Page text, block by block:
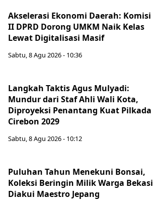
Akselerasi Ekonomi Daerah: Komisi
II DPRD Dorong UMKM Naik Kelas
Lewat Digitalisasi Masif
Sabtu, 8 Agu 2026 - 10:36
Langkah Taktis Agus Mulyadi:
Mundur dari Staf Ahli Wali Kota,
Diproyeksi Penantang Kuat Pilkada
Cirebon 2029
Sabtu, 8 Agu 2026 - 10:12
Puluhan Tahun Menekuni Bonsai,
Koleksi Beringin Milik Warga Bekasi
Diakui Maestro Jepang